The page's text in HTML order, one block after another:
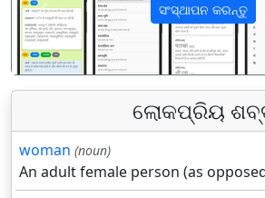
ସଂସ୍ଥାପନ କରନ୍ତୁ
पिछला
ଲୋକପ୍ରିୟ
woman (noun)
An adult female person (as